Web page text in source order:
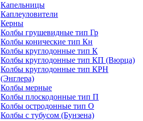
Капельницы
Каплеуловители
Керны
Колбы грушевидные тип Гр
Колбы конические тип Кн
Колбы круглодонные тип К
Колбы круглодонные тип КП (Вюрца)
Колбы круглодонные тип КРН
(Энглера)
Колбы мерные
Колбы плоскодонные тип П
Колбы остродонные тип О
Колбы с тубусом (Бунзена)